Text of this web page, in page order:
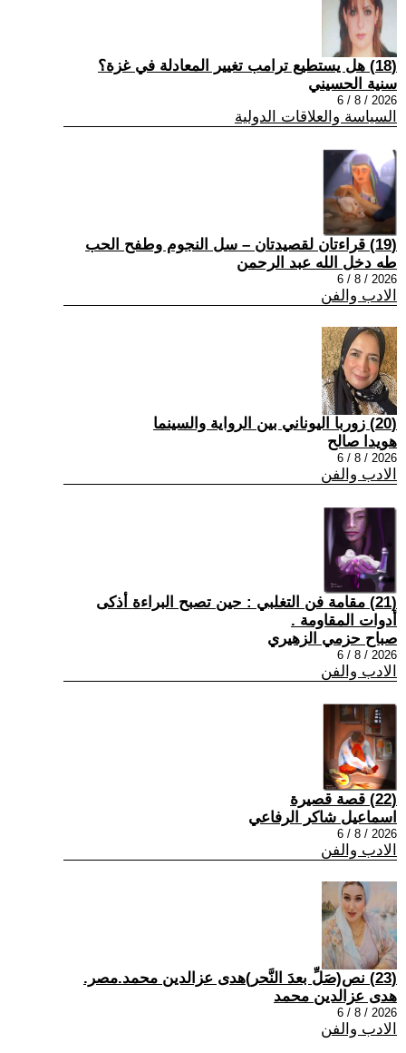
(18) هل يستطيع ترامب تغيير المعادلة في غزة؟
سنية الحسيني
2026 / 8 / 6
السياسة والعلاقات الدولية
(19) قراءتان لقصيدتان – سل النجوم وطفح الحب
طه دخل الله عبد الرحمن
2026 / 8 / 6
الادب والفن
(20) زوربا اليوناني بين الرواية والسينما
هويدا صالح
2026 / 8 / 6
الادب والفن
(21) مقامة فن التغلبي : حين تصبح البراءة أذكى
أدوات المقاومة .
صباح حزمي الزهيري
2026 / 8 / 6
الادب والفن
(22) قصة قصيرة
اسماعيل شاكر الرفاعي
2026 / 8 / 6
الادب والفن
(23) نص(صَلِّ بعدَ النَّحر)هدى عزالدين محمد.مصر.
هدى عزالدين محمد
2026 / 8 / 6
الادب والفن